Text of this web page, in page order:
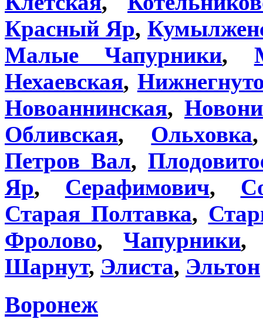
Красный Яр,
Малые Чапурники,
Нехаевская,
Новоаннинская,
Обливская, Ольховка
Петров Вал,
Яр, Серафимович,
Старая Полтавка,
Фролово,Чапурники
Шарнут, Элиста, Эльтон
Воронеж